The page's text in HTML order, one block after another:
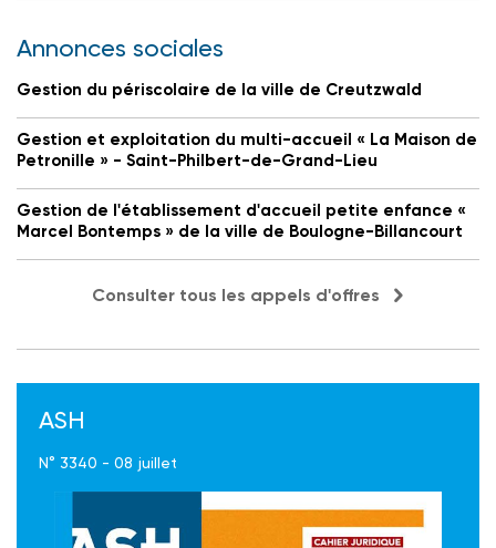
Annonces sociales
Gestion du périscolaire de la ville de Creutzwald
Gestion et exploitation du multi-accueil « La Maison de
Petronille » - Saint-Philbert-de-Grand-Lieu
Gestion de l'établissement d'accueil petite enfance «
Marcel Bontemps » de la ville de Boulogne-Billancourt
Consulter tous les appels d'offres
ASH
N° 3340 - 08 juillet